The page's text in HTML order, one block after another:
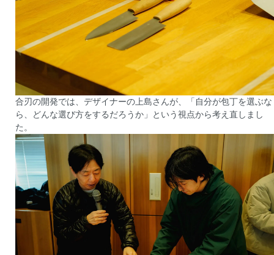
合刃の開発では、デザイナーの上島さんが、「自分が包丁を選ぶな
ら、どんな選び方をするだろうか」という視点から考え直しまし
た。